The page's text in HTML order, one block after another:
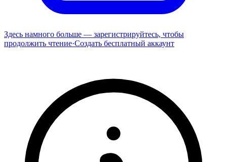
Здесь намного больше — зарегистрируйтесь, чтобы
продолжить чтение·Создать бесплатный аккаунт